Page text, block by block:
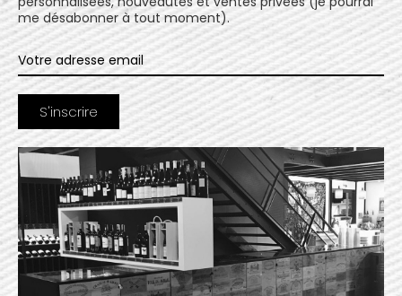
me désabonner à tout moment).